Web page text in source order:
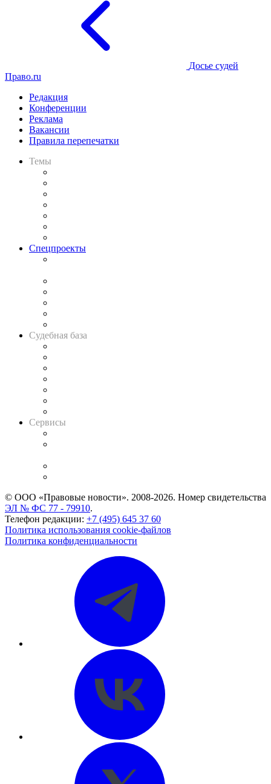
Досье судей
Право.ru
Редакция
Конференции
Реклама
Вакансии
Правила перепечатки
Темы
Спецпроекты
Судебная база
Сервисы
© ООО «Правовые новости». 2008-2026. Номер свидетельства
ЭЛ № ФС 77 - 79910.
Телефон редакции: +7 (495) 645 37 60
Политика использования cookie-файлов
Политика конфиденциальности